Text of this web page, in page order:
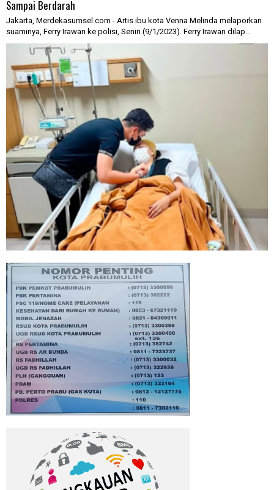
Sampai Berdarah
Jakarta, Merdekasumsel.com - Artis ibu kota Venna Melinda melaporkan
suaminya, Ferry Irawan ke polisi, Senin (9/1/2023). Ferry Irawan dilap...